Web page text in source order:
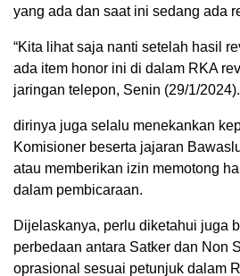
yang ada dan saat ini sedang ada
“Kita lihat saja nanti setelah hasil
ada item honor ini di dalam RKA
jaringan telepon, Senin (29/1/2024).
dirinya juga selalu menekankan
Komisioner beserta jajaran
atau memberikan izin memotong
dalam pembicaraan.
Dijelaskanya, perlu diketahui juga
perbedaan antara Satker dan Non
oprasional sesuai petunjuk dalam